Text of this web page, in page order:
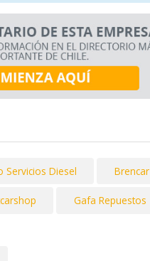
Servicios Diesel Brencar
Gafa Repuestos